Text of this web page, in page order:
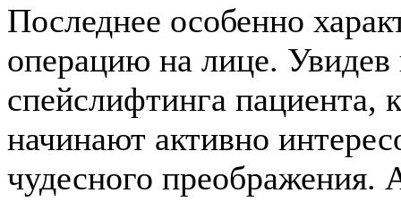
Последнее особенно
операцию на лице.
спейслифтинга пациента,
начинают активно
чудесного преображения.